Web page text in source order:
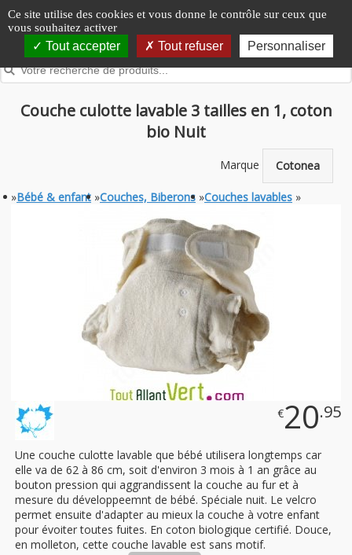
Panneau de gestion des cookies
Ce site utilise des cookies et vous donne le contrôle sur ceux que
vous souhaitez activer
Tout accepter Tout refuser Personnaliser
Couche culotte lavable 3 tailles en 1, coton
bio Nuit
Marque Cotonea
»Bébé & enfant »Couches, Biberons »Couches lavables »
€20.95
Une couche culotte lavable que bébé utilisera longtemps car
elle va de 62 à 86 cm, soit d'environ 3 mois à 1 an grâce au
bouton pression qui aggrandissent la couche au fur et à
mesure du développeemnt de bébé. Spéciale nuit. Le velcro
permet ensuite d'adapter au mieux la couche à votre enfant
pour évoiter toutes fuites. En coton biologique certifié. Douce,
en molleton, cette couche lavable est sans motif.